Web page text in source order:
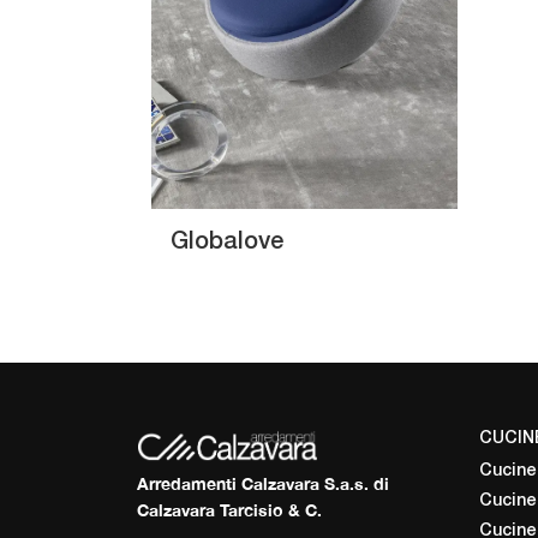
Globalove
Arredamenti Calzavara S.a.s. di
Calzavara Tarcisio & C.